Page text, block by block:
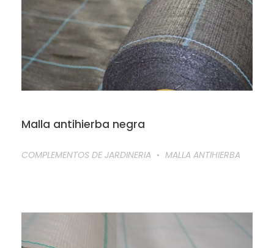
Malla antihierba negra
COMPLEMENTOS DE JARDINERIA MALLA ANTIHIERBA